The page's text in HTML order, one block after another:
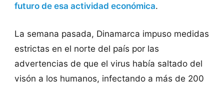
futuro de esa actividad económica.
La semana pasada, Dinamarca impuso medidas
estrictas en el norte del país por las
advertencias de que el virus había saltado del
visón a los humanos, infectando a más de 200